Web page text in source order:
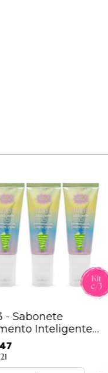
- Sabonete
Inteligente
Vegetal Super